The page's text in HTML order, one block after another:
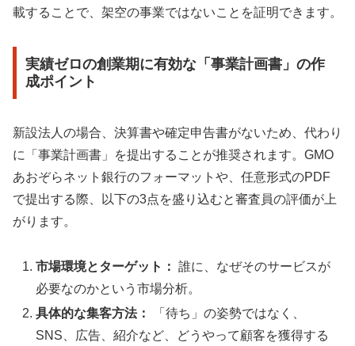
載することで、架空の事業ではないことを証明できます。
実績ゼロの創業期に有効な「事業計画書」の作
成ポイント
新設法人の場合、決算書や確定申告書がないため、代わり
に「事業計画書」を提出することが推奨されます。GMO
あおぞらネット銀行のフォーマットや、任意形式のPDF
で提出する際、以下の3点を盛り込むと審査員の評価が上
がります。
市場環境とターゲット： 誰に、なぜそのサービスが
必要なのかという市場分析。
具体的な集客方法：
「待ち」の姿勢ではなく、
SNS、広告、紹介など、どうやって顧客を獲得する